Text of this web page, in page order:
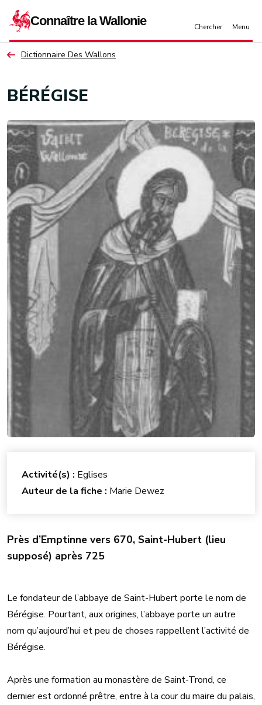
Dictionnaire Des Wallons
BÉRÉGISE
Près d’Emptinne vers 670, Saint-Hubert (lieu
supposé) après 725
Le fondateur de l’abbaye de Saint-Hubert porte le nom de
Bérégise. Pourtant, aux origines, l’abbaye porte un autre
nom qu’aujourd’hui et peu de choses rappellent l’activité de
Bérégise.
Après une formation au monastère de Saint-Trond, ce
dernier est ordonné prêtre, entre à la cour du maire du palais,
Activité(s) : Eglises
Auteur de la fiche : Marie Dewez